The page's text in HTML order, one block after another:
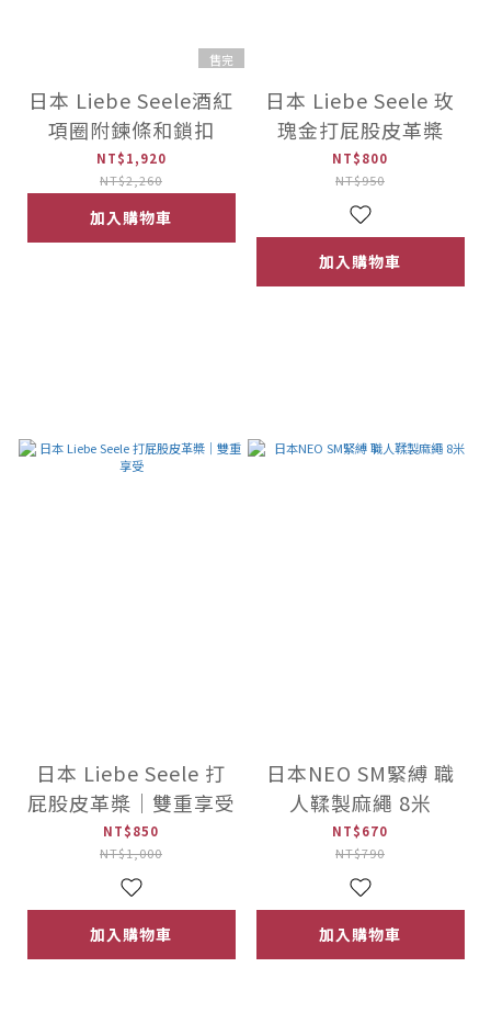
售完
日本 Liebe Seele酒紅
項圈附鍊條和鎖扣
NT$1,920
NT$2,260
加入購物車
日本 Liebe Seele 玫
瑰金打屁股皮革槳
NT$800
NT$950
加入購物車
日本 Liebe Seele 打
屁股皮革槳｜雙重享受
NT$850
NT$1,000
加入購物車
日本NEO SM緊縛 職
人鞣製麻繩 8米
NT$670
NT$790
加入購物車